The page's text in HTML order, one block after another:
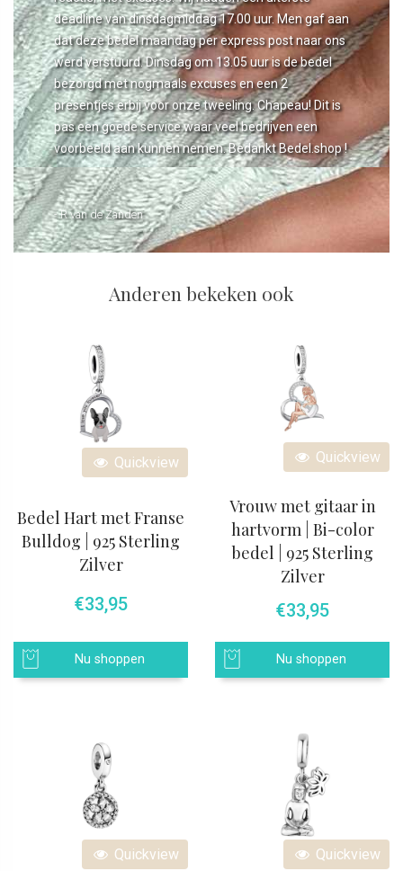
deadline van dinsdagmiddag 17.00 uur. Men gaf aan
dat deze bedel maandag per express post naar ons
werd verstuurd. Dinsdag om 13.05 uur is de bedel
bezorgd met nogmaals excuses en een 2
presentjes erbij voor onze tweeling. Chapeau! Dit is
pas een goede service waar veel bedrijven een
voorbeeld aan kunnen nemen. Bedankt Bedel.shop !
- R van de Zanden
Anderen bekeken ook
Quickview
Bedel Hart met Franse
Bulldog | 925 Sterling
Zilver
€33,95
Nu shoppen
Quickview
Vrouw met gitaar in
hartvorm | Bi-color
bedel | 925 Sterling
Zilver
€33,95
Nu shoppen
Quickview Quickview